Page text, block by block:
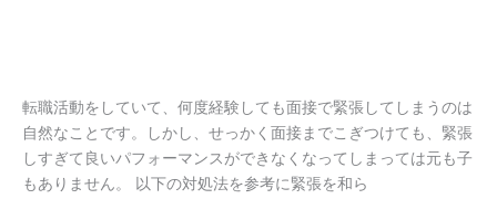
転職活動をしていて、何度経験しても面接で緊張してしまうのは
自然なことです。しかし、せっかく面接までこぎつけても、緊張
しすぎて良いパフォーマンスができなくなってしまっては元も子
もありません。 以下の対処法を参考に緊張を和ら
の
対
処
法